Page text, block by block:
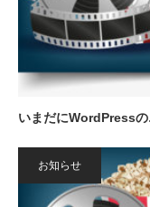
いまだにWordPress
お知らせ